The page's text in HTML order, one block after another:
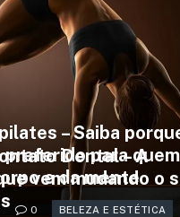
– Saiba
preferido para
e da mente
0 BELEZA E ESTÉTICA
Dental – A
vem mudando o